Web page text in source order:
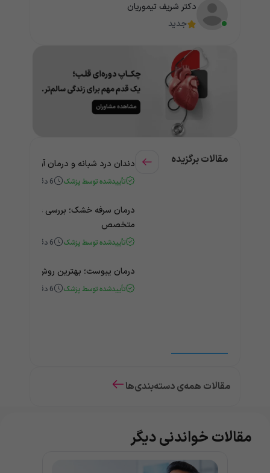
دکتر شریف تیموریان
جدید
مقالات برگزیده دندان درد شبانه و درمان آن +
تأییدشده توسط پزشک 6 دقیقه
درمان سرفه خشک؛ بررسی علت و
متخصص
تأییدشده توسط پزشک 6 دقیقه
درمان یبوست؛ بهترین روش‌های
تأییدشده توسط پزشک 6 دقیقه
مقالات همه‌ی دسته‌بندی‌ها
مقالات خواندنی دیگر